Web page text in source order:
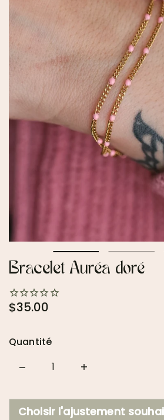
Bracelet Auréa doré
$35.00
Quantité
Quantity
Choisir l'ajustement